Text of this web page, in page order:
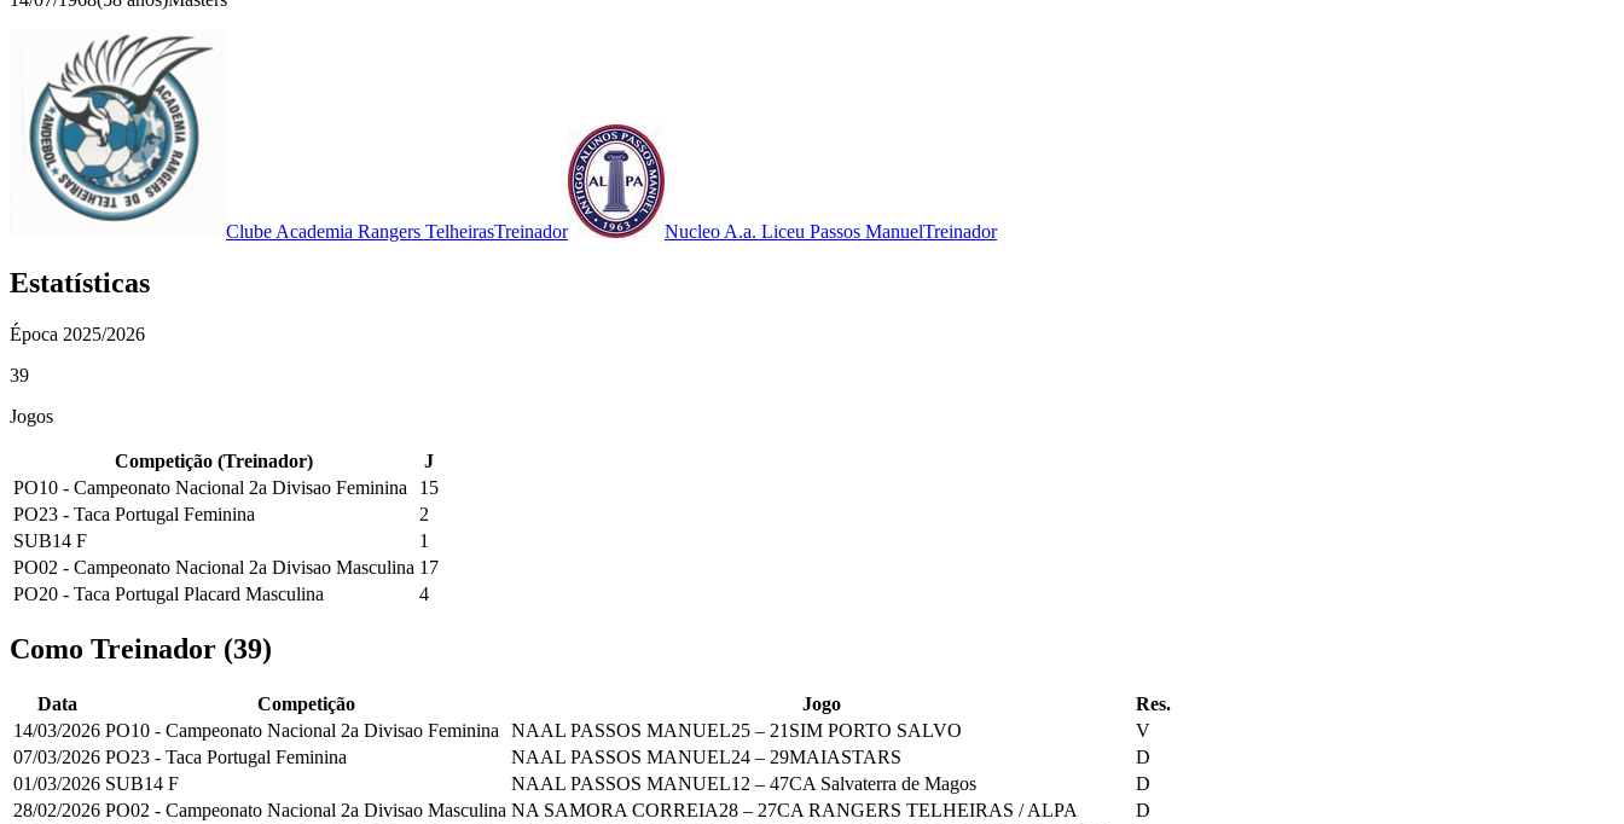
Clube Academia Rangers TelheirasTreinador Nucleo A.a. Liceu Passos ManuelTreinador
Estatísticas
Época 2025/2026
39
Jogos
Competição (Treinador)
J
PO10 - Campeonato Nacional 2a Divisao Feminina
15
PO23 - Taca Portugal Feminina
2
SUB14 F
1
PO02 - Campeonato Nacional 2a Divisao Masculina 17
PO20 - Taca Portugal Placard Masculina
4
Como Treinador (39)
Data Competição Jogo
Res.
14/03/2026 PO10 - Campeonato Nacional 2a Divisao Feminina NAAL PASSOS MANUEL25 – 21 SIM PORTO SALVO
V
07/03/2026 PO23 - Taca Portugal Feminina NAAL PASSOS MANUEL24 – 29MAIASTARS
D
01/03/2026 SUB14 F NAAL PASSOS MANUEL12 – 47CA Salvaterra de Magos
D
28/02/2026 PO02 - Campeonato Nacional 2a Divisao Masculina NA SAMORA CORREIA28 – 27CA RANGERS TELHEIRAS / ALPA
D